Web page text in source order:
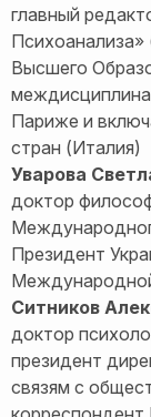
главный
Психоанализа»
Высшего
Париже и
стран (Италия)
Уварова
доктор
Президент
Ситников
доктор
президент
связям с